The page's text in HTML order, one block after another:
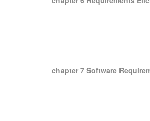
chapter 7 Software